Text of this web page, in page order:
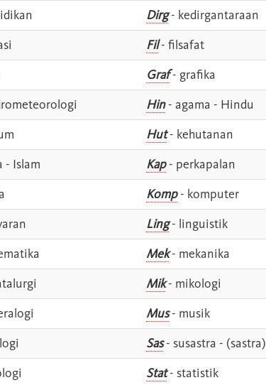
Dirg- kedirgantaraan
Fil- filsafat
Graf- grafika
Hin- agama - Hindu
Hut- kehutanan
- Islam Kap- perkapalan
Komp- komputer
Ling- linguistik
Mek- mekanika
Mik- mikologi
Mus- musik
Sas- susastra - (sastra)
Stat- statistik